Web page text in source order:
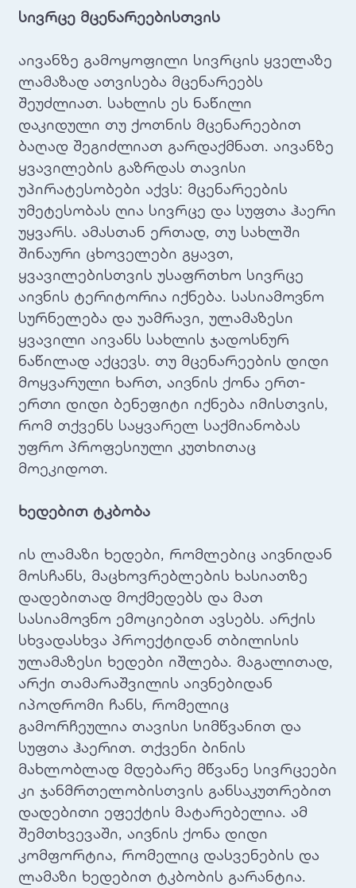
სივრცე მცენარეებისთვის
აივანზე გამოყოფილი სივრცის ყველაზე
ლამაზად ათვისება მცენარეებს
შეუძლიათ. სახლის ეს ნაწილი
დაკიდული თუ ქოთნის მცენარეებით
ბაღად შეგიძლიათ გარდაქმნათ. აივანზე
ყვავილების გაზრდას თავისი
უპირატესობები აქვს: მცენარეების
უმეტესობას ღია სივრცე და სუფთა ჰაერი
უყვარს. ამასთან ერთად, თუ სახლში
შინაური ცხოველები გყავთ,
ყვავილებისთვის უსაფრთხო სივრცე
აივნის ტერიტორია იქნება. სასიამოვნო
სურნელება და უამრავი, ულამაზესი
ყვავილი აივანს სახლის ჯადოსნურ
ნაწილად აქცევს. თუ მცენარეების დიდი
მოყვარული ხართ, აივნის ქონა ერთ-
ერთი დიდი ბენეფიტი იქნება იმისთვის,
რომ თქვენს საყვარელ საქმიანობას
უფრო პროფესიული კუთხითაც
მოეკიდოთ.
ხედებით ტკბობა
ის ლამაზი ხედები, რომლებიც აივნიდან
მოსჩანს, მაცხოვრებლების ხასიათზე
დადებითად მოქმედებს და მათ
სასიამოვნო ემოციებით ავსებს. არქის
სხვადასხვა პროექტიდან თბილისის
ულამაზესი ხედები იშლება. მაგალითად,
არქი თამარაშვილის აივნებიდან
იპოდრომი ჩანს, რომელიც
გამორჩეულია თავისი სიმწვანით და
სუფთა ჰაერით. თქვენი ბინის
მახლობლად მდებარე მწვანე სივრცეები
კი ჯანმრთელობისთვის განსაკუთრებით
დადებითი ეფექტის მატარებელია. ამ
შემთხვევაში, აივნის ქონა დიდი
კომფორტია, რომელიც დასვენების და
ლამაზი ხედებით ტკბობის გარანტია.